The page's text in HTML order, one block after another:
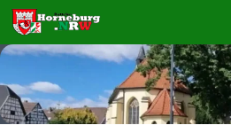
Zum Inhalt springen